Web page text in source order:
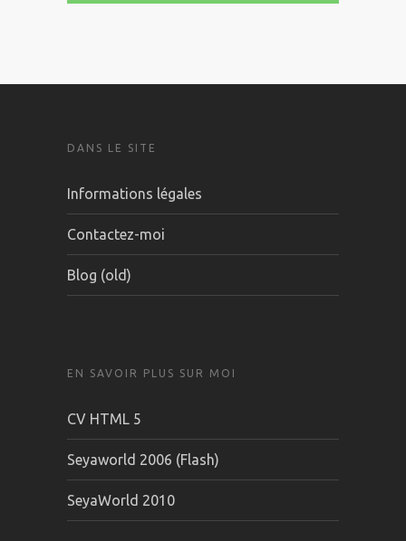
DANS LE SITE
Informations légales
Contactez-moi
Blog (old)
EN SAVOIR PLUS SUR MOI
CV HTML 5
Seyaworld 2006 (Flash)
SeyaWorld 2010